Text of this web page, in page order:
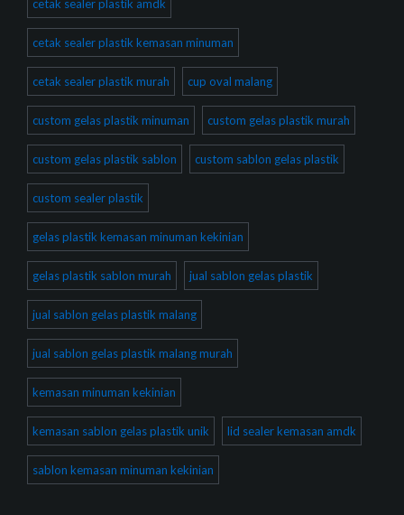
cetak sealer plastik amdk
cetak sealer plastik kemasan minuman
cetak sealer plastik murah cup oval malang
custom gelas plastik minuman custom gelas plastik murah
custom gelas plastik sablon custom sablon gelas plastik
custom sealer plastik
gelas plastik kemasan minuman kekinian
gelas plastik sablon murah jual sablon gelas plastik
jual sablon gelas plastik malang
jual sablon gelas plastik malang murah
kemasan minuman kekinian
kemasan sablon gelas plastik unik lid sealer kemasan amdk
sablon kemasan minuman kekinian